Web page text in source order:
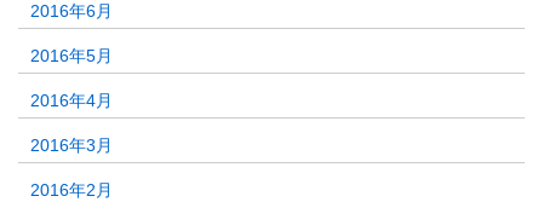
2016年6月
2016年5月
2016年4月
2016年3月
2016年2月